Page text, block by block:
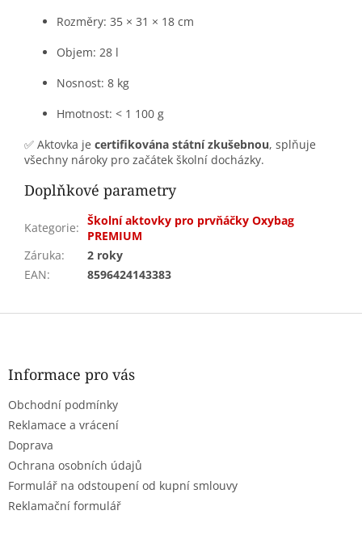
Rozměry: 35 × 31 × 18 cm
Objem: 28 l
Nosnost: 8 kg
Hmotnost: < 1 100 g
✅ Aktovka je certifikována státní zkušebnou, splňuje
všechny nároky pro začátek školní docházky.
Doplňkové parametry
Kategorie: Školní aktovky pro prvňáčky Oxybag
PREMIUM
Záruka:
2 roky
EAN: 8596424143383
Z
Informace pro vás
Obchodní podmínky
Reklamace a vrácení
Doprava
Ochrana osobních údajů
Formulář na odstoupení od kupní smlouvy
Reklamační formulář